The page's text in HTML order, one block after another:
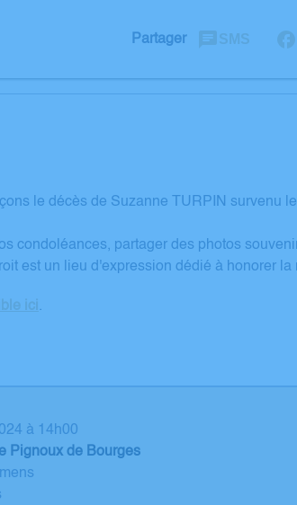
Partager SMS
le décès de Suzanne TURPIN survenu
condoléances, partager des photos
est un lieu d'expression dédié à honorer
ici .
à 14h00
Pignoux de Bourges